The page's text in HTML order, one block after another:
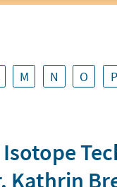
M N O P
Kathrin